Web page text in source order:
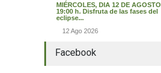
MIÉRCOLES, DIA 12 DE AGOSTO
19:00 h. Disfruta de las fases del
eclipse...
12 Ago 2026
Facebook